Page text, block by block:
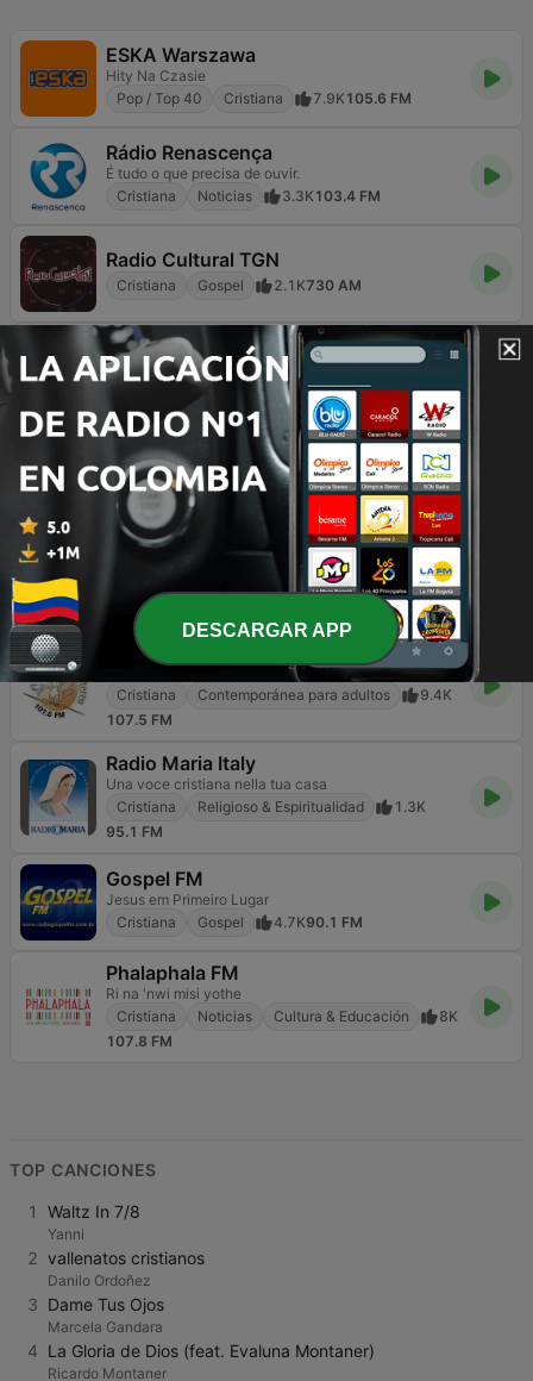
ESKA Warszawa
Hity Na Czasie
Pop / Top 40
Cristiana 7.9K105.6 FM
Rádio Renascença
É tudo o que precisa de ouvir.
Cristiana
Noticias 3.3K103.4 FM
Radio Cultural TGN
Cristiana Gospel 2.1K730 AM
Radio Maryja
Katolicki Głos w Twoim domu
Cristiana
Religioso & Espiritualidad
3K
98.0 FM
ESKA Impreska
Hity Na Czasie
Pop / Top 40
620 Online
Cristiana
Bosveld Stereo
Die stasie met 'n hart van goud
Cristiana
Contemporánea para adultos
9.4K
107.5 FM
Radio Maria Italy
Una voce cristiana nella tua casa
Cristiana
Religioso & Espiritualidad
1.3K
95.1 FM
Gospel FM
Jesus em Primeiro Lugar
Cristiana
Gospel 4.7K90.1 FM
Phalaphala FM
Ri na 'nwi misi yothe
Cristiana
Noticias Cultura & Educación
8K
107.8 FM
TOP CANCIONES
1 Waltz In 7/8
Yanni
2 vallenatos cristianos
Danilo Ordoñez
3 Dame Tus Ojos
Marcela Gandara
4 La Gloria de Dios (feat. Evaluna Montaner)
Ricardo Montaner
DESCARGAR APP